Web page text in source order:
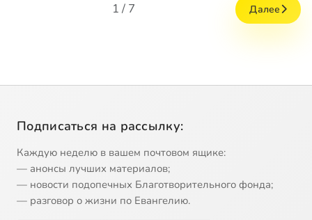
1 / 7 Далее
Подписаться на рассылку:
Каждую неделю в вашем почтовом ящике:
— анонсы лучших материалов;
— новости подопечных Благотворительного фонда;
— разговор о жизни по Евангелию.